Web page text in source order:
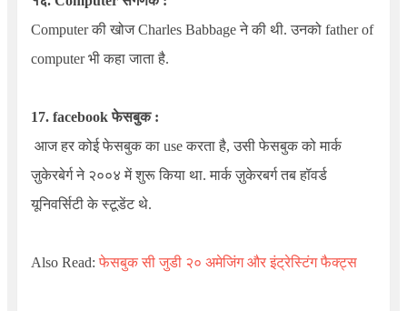
Computerकी खोजCharles Babbageने की थी. उनको father of
computer भी कहा जाता है.
17. facebook फेसबुक :
आज हर कोई फेसबुक का use करता है, उसी फेसबुक को मार्क
ज़ुकेरबेर्ग ने २००४ में शुरू किया था. मार्क ज़ुकेरबर्ग तब हॉवर्ड
यूनिवर्सिटी के स्टूडेंट थे.
Also Read:फेसबुक सी जुडी २० अमेजिंग और इंट्रेस्टिंग फैक्ट्स